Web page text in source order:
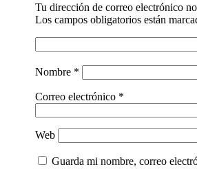
Tu dirección de correo electrónico
Los campos obligatorios están
Nombre *
Correo electrónico *
Web
Guarda mi nombre, correo